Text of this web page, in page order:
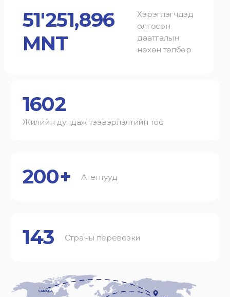
51'251,896
MNT
Хэрэглэгчдэд
олгосон
даатгалын
нөхөн төлбөр
1602
Жилийн дундаж тээвэрлэлтийн тоо
200+ Агентууд
143 Страны перевозки